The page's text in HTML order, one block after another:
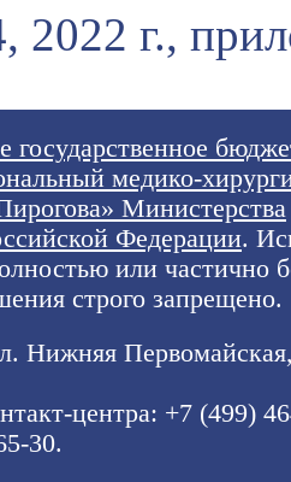
г.,
государственное
медико-
Министерства
Федерации.
или частично
строго запрещено.
Нижняя
центра: +7 (499)
30.